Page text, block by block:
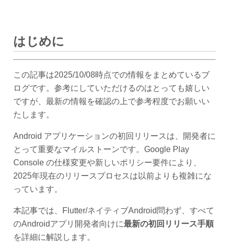
はじめに
この記事は2025/10/08時点での情報をまとめているブ
ログです。参考にしていただけるのはとっても嬉しい
ですが、最新の情報を確認の上で参考程度でお願いい
たします。
Android アプリケーションの初回リリースは、開発者に
とって重要なマイルストーンです。Google Play
Console の仕様変更や新しいポリシー要件により、
2025年現在のリリースプロセスは以前よりも複雑にな
っています。
本記事では、Flutter/ネイティブAndroid問わず、すべて
のAndroidアプリ開発者向けに最新の初回リリース手順
を詳細に解説します。